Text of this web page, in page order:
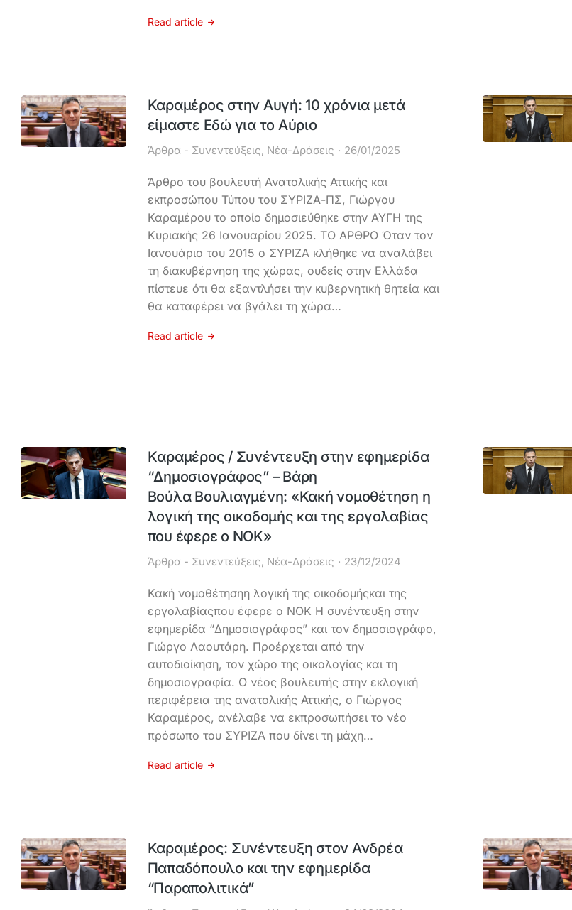
Read article
Καραμέρος στην Αυγή: 10 χρόνια μετά
είμαστε Εδώ για το Αύριο
Άρθρα - Συνεντεύξεις, Νέα-Δράσεις 26/01/2025
Άρθρο του βουλευτή Ανατολικής Αττικής και
εκπροσώπου Τύπου του ΣΥΡΙΖΑ-ΠΣ, Γιώργου
Καραμέρου το οποίο δημοσιεύθηκε στην ΑΥΓΗ της
Κυριακής 26 Ιανουαρίου 2025. ΤΟ ΑΡΘΡΟ Όταν τον
Ιανουάριο του 2015 ο ΣΥΡΙΖΑ κλήθηκε να αναλάβει
τη διακυβέρνηση της χώρας, ουδείς στην Ελλάδα
πίστευε ότι θα εξαντλήσει την κυβερνητική θητεία και
θα καταφέρει να βγάλει τη χώρα…
Read article
Kαραμέρος / Συνέντευξη στην εφημερίδα
“Δημοσιογράφος” – Βάρη
Βούλα Βουλιαγμένη: «Κακή νομοθέτηση η
λογική της οικοδομής και της εργολαβίας
που έφερε ο ΝΟΚ»
Άρθρα - Συνεντεύξεις, Νέα-Δράσεις 23/12/2024
Κακή νομοθέτησηη λογική της οικοδομήςκαι της
εργολαβίαςπου έφερε ο ΝΟΚ Η συνέντευξη στην
εφημερίδα “Δημοσιογράφος” και τον δημοσιογράφο,
Γιώργο Λαουτάρη. Προέρχεται από την
αυτοδιοίκηση, τον χώρο της οικολογίας και τη
δημοσιογραφία. Ο νέος βουλευτής στην εκλογική
περιφέρεια της ανατολικής Αττικής, ο Γιώργος
Καραμέρος, ανέλαβε να εκπροσωπήσει το νέο
πρόσωπο του ΣΥΡΙΖΑ που δίνει τη μάχη…
Read article
Καραμέρος: Συνέντευξη στον Ανδρέα
Παπαδόπουλο και την εφημερίδα
“Παραπολιτικά”